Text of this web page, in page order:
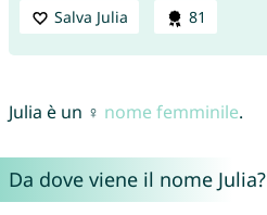
Salva Julia 81
Julia è un ♀ nome femminile.
Da dove viene il nome Julia?